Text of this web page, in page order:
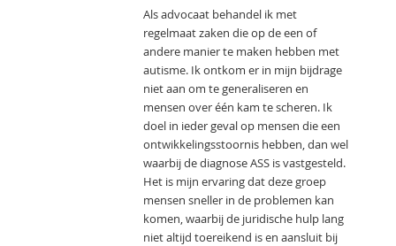
Als advocaat behandel ik met
regelmaat zaken die op de een of
andere manier te maken hebben met
autisme. Ik ontkom er in mijn bijdrage
niet aan om te generaliseren en
mensen over één kam te scheren. Ik
doel in ieder geval op mensen die een
ontwikkelingsstoornis hebben, dan wel
waarbij de diagnose ASS is vastgesteld.
Het is mijn ervaring dat deze groep
mensen sneller in de problemen kan
komen, waarbij de juridische hulp lang
niet altijd toereikend is en aansluit bij